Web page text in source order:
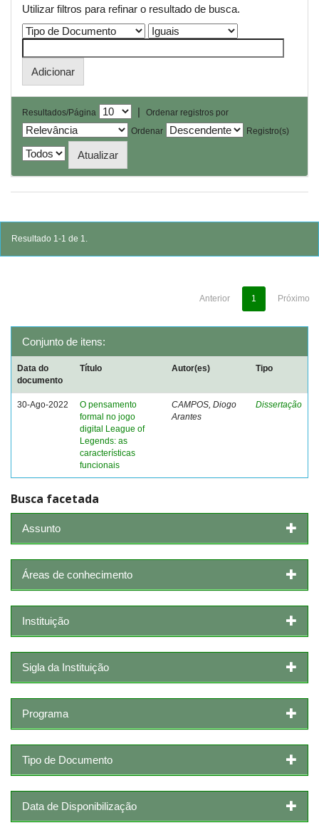
Utilizar filtros para refinar o resultado de busca.
Resultados/Página |
Ordenar registros por
Ordenar
Registro(s)
Resultado 1-1 de 1.
Anterior 1 Próximo
Conjunto de itens:
Data do
documento
Título Autor(es) Tipo
30-Ago-2022
O pensamento
formal no jogo
digital League of
Legends: as
características
funcionais
CAMPOS, Diogo
Arantes
Dissertação
Busca facetada
Assunto
Áreas de conhecimento
Instituição
Sigla da Instituição
Programa
Tipo de Documento
Data de Disponibilização